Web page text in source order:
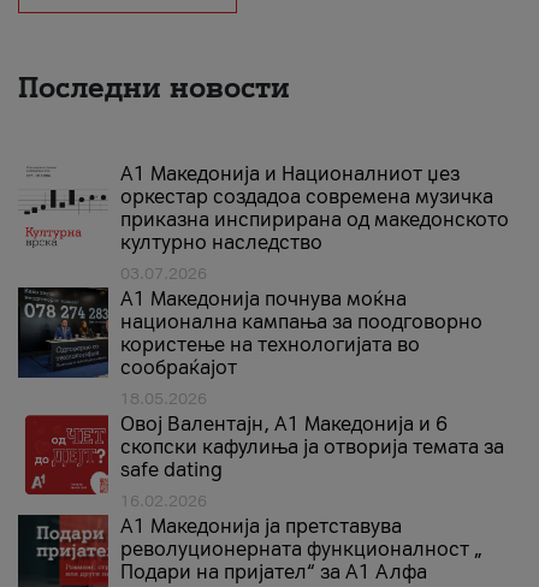
Последни новости
А1 Македонија и Националниот џез
оркестар создадоа современа музичка
приказна инспирирана од македонското
културно наследство
03.07.2026
A1 Македонија почнува моќна
национална кампања за поодговорно
користење на технологијата во
сообраќајот
18.05.2026
Овој Валентајн, A1 Македонија и 6
скопски кафулиња ја отворија темата за
safe dating
16.02.2026
А1 Македонија ја претставува
револуционерната функционалност „
Подари на пријател“ за А1 Алфа